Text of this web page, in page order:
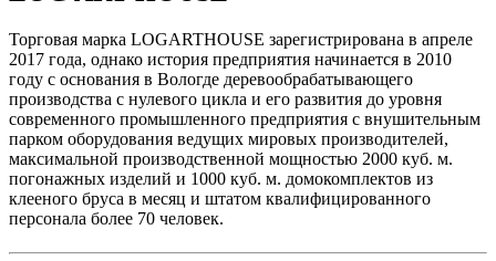
Торговая марка LOGARTHOUSE зарегистрирована в апреле
2017 года, однако история предприятия начинается в 2010
году с основания в Вологде деревообрабатывающего
производства с нулевого цикла и его развития до уровня
современного промышленного предприятия с внушительным
парком оборудования ведущих мировых производителей,
максимальной производственной мощностью 2000 куб. м.
погонажных изделий и 1000 куб. м. домокомплектов из
клееного бруса в месяц и штатом квалифицированного
персонала более 70 человек.